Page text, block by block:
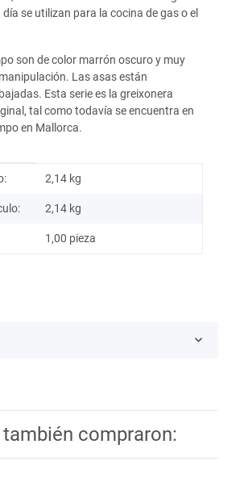
se utilizan para la cocina de gas o el
son de color marrón oscuro y muy
Las asas están
Esta serie es la greixonera
tal como todavía se encuentra en
en Mallorca.
artículo2,14 kg
2,14 kg
1,00 pieza
compraron: